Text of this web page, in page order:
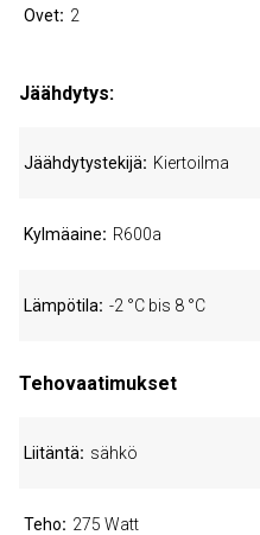
Ovet 2
Jäähdytys:
Jäähdytystekijä Kiertoilma
Kylmäaine R600a
Lämpötila -2 °C bis 8 °C
Tehovaatimukset
Liitäntä sähkö
Teho 275 Watt